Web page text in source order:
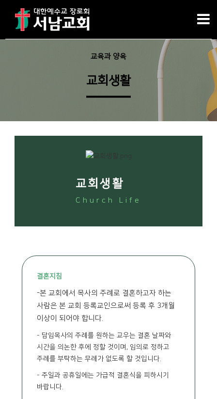
교육과 양육
교회생활
교회생활
Church Life
결혼지침
-본 교회에서 목사의 주례로 결혼하고자 하는
사람은 본 교회 등록교인으로써 등록 후 3개월
이상이 되어야 합니다.
- 담임목사의 주례를 원하는 교우는 결혼 날짜와
시간을 의논한 후에 정할 것이며, 임의로 정하고
주례를 부탁하는 무례가 없도록 할 것입니다.
- 주일과 공휴일에는 가급적 결혼식을 피하시기
바랍니다.